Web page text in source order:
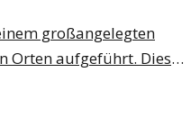
großangelegten
Orten aufgeführt. Dies